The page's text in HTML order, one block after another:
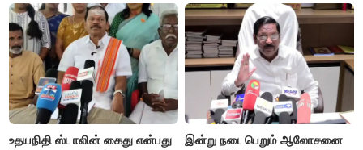
செய்தி!
உதயநிதி ஸ்டாலின் கைது என்பது
இன்று நடைபெறும் ஆலோசனை